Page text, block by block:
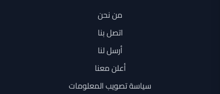
من نحن
اتصل بنا
أرسل لنا
أعلن معنا
سياسة تصويب المعلومات